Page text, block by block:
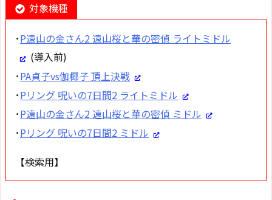
対象機種
･P遠山の金さん2 遠山桜と華の密偵 ライトミドル
(導入前)
･PA貞子vs伽椰子 頂上決戦
･Pリング 呪いの7日間2 ライトミドル
･P遠山の金さん2 遠山桜と華の密偵 ミドル
･Pリング 呪いの7日間2 ミドル
【検索用】